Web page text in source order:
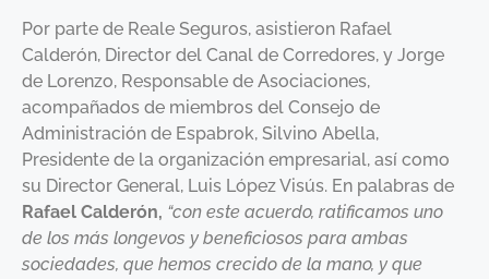
Por parte de Reale Seguros, asistieron Rafael
Calderón, Director del Canal de Corredores, y Jorge
de Lorenzo, Responsable de Asociaciones,
acompañados de miembros del Consejo de
Administración de Espabrok, Silvino Abella,
Presidente de la organización empresarial, así como
su Director General, Luis López Visús. En palabras de
Rafael Calderón, “con este acuerdo, ratificamos uno
de los más longevos y beneficiosos para ambas
sociedades, que hemos crecido de la mano, y que